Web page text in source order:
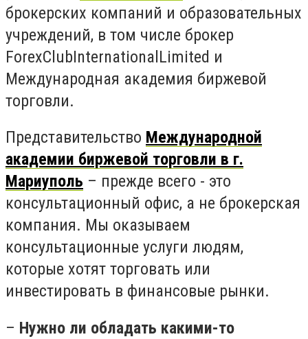
брокерских компаний и образовательных
учреждений, в том числе брокер
ForexClubInternationalLimited и
Международная академия биржевой
торговли.
Представительство Международной
академии биржевой торговли в г.
Мариуполь – прежде всего - это
консультационный офис, а не брокерская
компания. Мы оказываем
консультационные услуги людям,
которые хотят торговать или
инвестировать в финансовые рынки.
– Нужно ли обладать какими-то